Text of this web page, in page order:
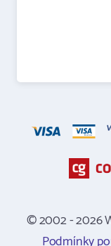
© 2002 - 2026